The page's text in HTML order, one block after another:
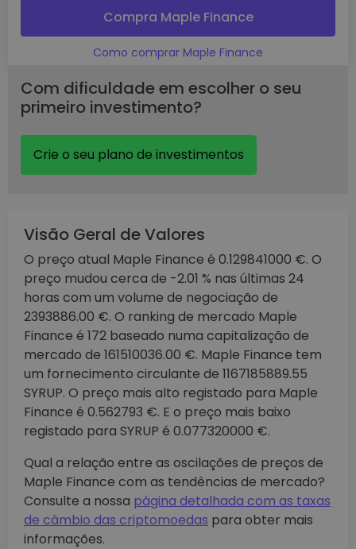
Compra Maple Finance
Como comprar Maple Finance
Com dificuldade em escolher o seu
primeiro investimento?
Crie o seu plano de investimentos
Visão Geral de Valores
O preço atual Maple Finance é 0.129841000 €. O
preço mudou cerca de -2.01 % nas últimas 24
horas com um volume de negociação de
2393886.00 €. O ranking de mercado Maple
Finance é 172 baseado numa capitalização de
mercado de 161510036.00 €. Maple Finance tem
um fornecimento circulante de 1167185889.55
SYRUP. O preço mais alto registado para Maple
Finance é 0.562793 €. E o preço mais baixo
registado para SYRUP é 0.077320000 €.
Qual a relação entre as oscilações de preços de
Maple Finance com as tendências de mercado?
Consulte a nossa página detalhada com as taxas
de câmbio das criptomoedas para obter mais
informações.